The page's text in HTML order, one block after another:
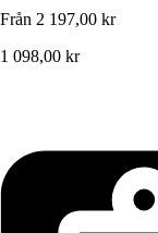
Från 2 197,00 kr
1 098,00 kr